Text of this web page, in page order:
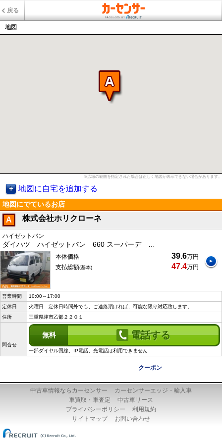
戻る
地図
※広域の範囲を指定された場合は正しく地図が表示できない場合があります。
地図に自宅を追加する
地図にでているお店
A 株式会社ホリクローネ
ハイゼットバン
ダイハツ ハイゼットバン 660 スーパーデ …
本体価格 39.6万円
支払総額(基本) 47.4万円
営業時間
10:00～17:00
定休日
火曜日 定休日時間外でも、ご連絡頂ければ、可能な限り対応致します。
住所
三重県津市乙部２２０１
問合せ
無料 電話する
一部ダイヤル回線、IP電話、光電話は利用できません
クーポン
中古車情報ならカーセンサー
カーセンサーエッジ・輸入車
車買取・車査定
中古車リース
プライバシーポリシー
利用規約
サイトマップ
お問い合わせ